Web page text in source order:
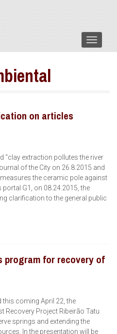
Menu
on articles
“clay extraction pollutes the river
of the City on 26.8.2015 and
the ceramic pole against
G1, on 08.24.2015, the
clarification to the general public
program for recovery of
this coming April 22, the
Recovery Project Ribeirão Tatu
springs and extending the
In the presentation will be